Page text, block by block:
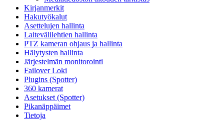
Kirjanmerkit
Hakutyökalut
Asettelujen hallinta
Laitevälilehtien hallinta
PTZ kameran ohjaus ja hallinta
Hälytysten hallinta
Järjestelmän monitorointi
Failover Loki
Plugins (Spotter)
360 kamerat
Asetukset (Spotter)
Pikanäppäimet
Tietoja